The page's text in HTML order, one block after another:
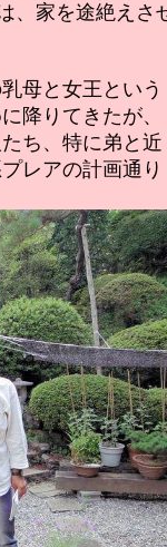
、家を途絶えさ
母と女王という
降りてきたが、
ち、特に弟と近
レアの計画通り